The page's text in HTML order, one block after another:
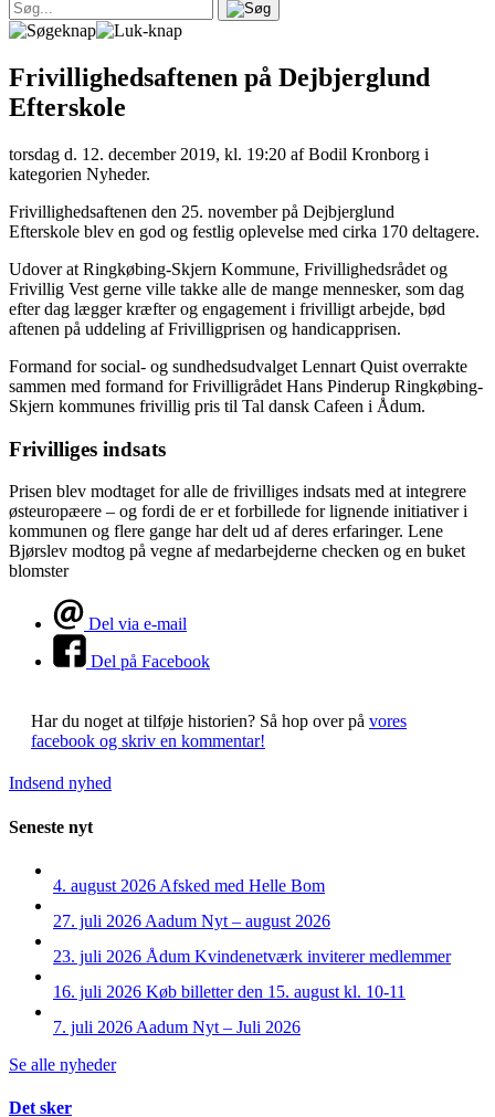
Frivillighedsaftenen på Dejbjerglund
Efterskole
torsdag d. 12. december 2019, kl. 19:20 af Bodil Kronborg i
kategorien Nyheder.
Frivillighedsaftenen den 25. november på Dejbjerglund
Efterskole blev en god og festlig oplevelse med cirka 170 deltagere.
Udover at Ringkøbing-Skjern Kommune, Frivillighedsrådet og
Frivillig Vest gerne ville takke alle de mange mennesker, som dag
efter dag lægger kræfter og engagement i frivilligt arbejde, bød
aftenen på uddeling af Frivilligprisen og handicapprisen.
Formand for social- og sundhedsudvalget Lennart Quist overrakte
sammen med formand for Frivilligrådet Hans Pinderup Ringkøbing-
Skjern kommunes frivillig pris til Tal dansk Cafeen i Ådum.
Frivilliges indsats
Prisen blev modtaget for alle de frivilliges indsats med at integrere
østeuropæere – og fordi de er et forbillede for lignende initiativer i
kommunen og flere gange har delt ud af deres erfaringer. Lene
Bjørslev modtog på vegne af medarbejderne checken og en buket
blomster
Del via e-mail
Del på Facebook
Har du noget at tilføje historien? Så hop over på vores
facebook og skriv en kommentar!
Indsend nyhed
Seneste nyt
4. august 2026 Afsked med Helle Bom
27. juli 2026 Aadum Nyt – august 2026
23. juli 2026 Ådum Kvindenetværk inviterer medlemmer
16. juli 2026 Køb billetter den 15. august kl. 10-11
7. juli 2026 Aadum Nyt – Juli 2026
Se alle nyheder
Det sker